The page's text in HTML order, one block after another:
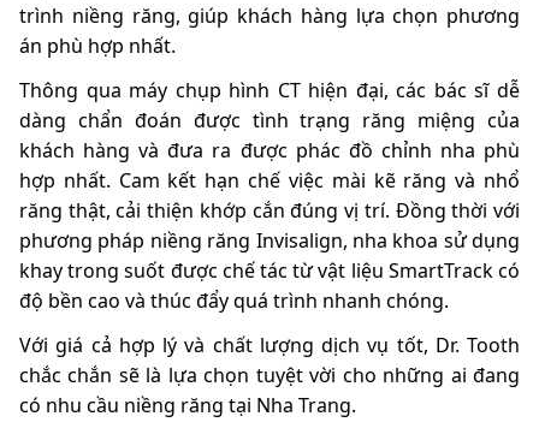
trình niềng răng, giúp khách hàng lựa chọn phương
án phù hợp nhất.
Thông qua máy chụp hình CT hiện đại, các bác sĩ dễ
dàng chẩn đoán được tình trạng răng miệng của
khách hàng và đưa ra được phác đồ chỉnh nha phù
hợp nhất. Cam kết hạn chế việc mài kẽ răng và nhổ
răng thật, cải thiện khớp cắn đúng vị trí. Đồng thời với
phương pháp niềng răng Invisalign, nha khoa sử dụng
khay trong suốt được chế tác từ vật liệu SmartTrack có
độ bền cao và thúc đẩy quá trình nhanh chóng.
Với giá cả hợp lý và chất lượng dịch vụ tốt, Dr. Tooth
chắc chắn sẽ là lựa chọn tuyệt vời cho những ai đang
có nhu cầu niềng răng tại Nha Trang.